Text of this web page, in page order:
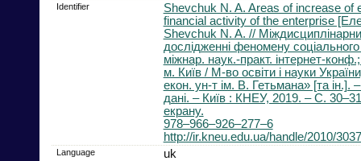
Identifier
Shevchuk N. A. Areas of increase of
financial activity of the enterprise
Shevchuk N. A. //
дослідженні феномену соціального
міжнар. наук.-практ. інтернет-
м. Київ / М-во освіти і науки
екон. ун-т ім. В. Гетьмана» [та ін.].
дані. – Київ : КНЕУ, 2019. – С.
екрану.
978–966–926–277–6
http://ir.kneu.edu.ua/handle/2010/
Language uk